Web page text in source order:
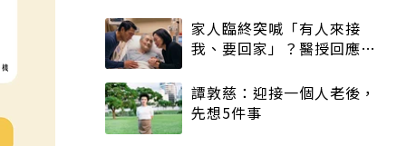
家人臨終突喊「有人來接
我、要回家」？醫授回應方
譚敦慈：迎接一個人老後，
先想5件事